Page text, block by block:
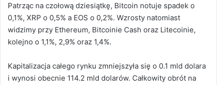
Patrząc na czołową dziesiątkę, Bitcoin notuje spadek o
0,1%, XRP o 0,5% a EOS o 0,2%. Wzrosty natomiast
widzimy przy Ethereum, Bitcoinie Cash oraz Litecoinie,
kolejno o 1,1%, 2,9% oraz 1,4%.
Kapitalizacja całego rynku zmniejszyła się o 0.1 mld dolara
i wynosi obecnie 114.2 mld dolarów. Całkowity obrót na